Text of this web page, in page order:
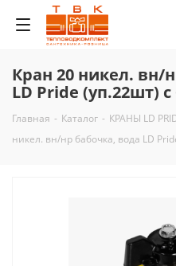
Кран 20 никел. вн/
LD Pride (уп.22шт)
Главная - Каталог - КРАНЫ LD
никел. вн/нр бабочка, вода LD